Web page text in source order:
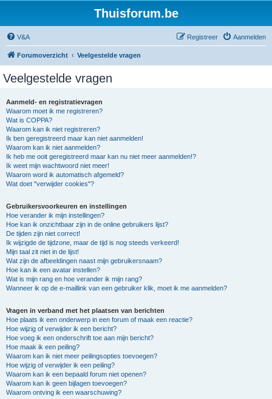
Thuisforum.be
V&A Aanmelden
Registreer
Forumoverzicht Veelgestelde vragen
Veelgestelde vragen
Aanmeld- en registratievragen
Waarom moet ik me registreren?
Wat is COPPA?
Waarom kan ik niet registreren?
Ik ben geregistreerd maar kan niet aanmelden!
Waarom kan ik niet aanmelden?
Ik heb me ooit geregistreerd maar kan nu niet meer aanmelden!?
Ik weet mijn wachtwoord niet meer!
Waarom word ik automatisch afgemeld?
Wat doet "verwijder cookies"?
Gebruikersvoorkeuren en instellingen
Hoe verander ik mijn instellingen?
Hoe kan ik onzichtbaar zijn in de online gebruikers lijst?
De tijden zijn niet correct!
Ik wijzigde de tijdzone, maar de tijd is nog steeds verkeerd!
Mijn taal zit niet in de lijst!
Wat zijn de afbeeldingen naast mijn gebruikersnaam?
Hoe kan ik een avatar instellen?
Wat is mijn rang en hoe verander ik mijn rang?
Wanneer ik op de e-maillink van een gebruiker klik, moet ik me aanmelden?
Vragen in verband met het plaatsen van berichten
Hoe plaats ik een onderwerp in een forum of maak een reactie?
Hoe wijzig of verwijder ik een bericht?
Hoe voeg ik een onderschrift toe aan mijn bericht?
Hoe maak ik een peiling?
Waarom kan ik niet meer peilingsopties toevoegen?
Hoe wijzig of verwijder ik een peiling?
Waarom kan ik een bepaald forum niet openen?
Waarom kan ik geen bijlagen toevoegen?
Waarom ontving ik een waarschuwing?